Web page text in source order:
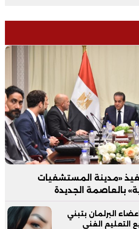
«مدينة المستشفيات
بالعاصمة الجديدة
البرلمان بتبني
التعليم الفني